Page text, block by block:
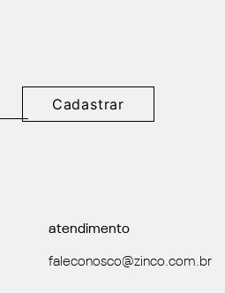
Cadastrar
atendimento
faleconosco@zinco.com.br